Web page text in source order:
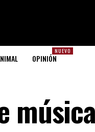
NUEVO
OPINIÓN